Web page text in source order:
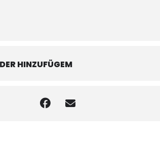
HINZUFÜGEM